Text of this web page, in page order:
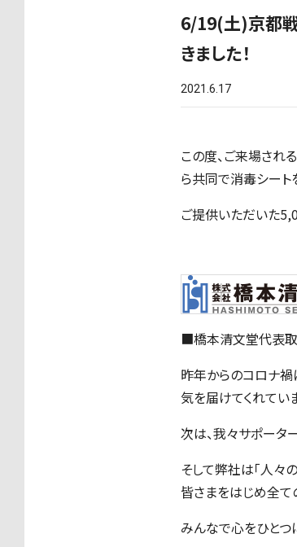
6/19(土)京都
きました！
2021.6.17
この度、ご来場さ
ら共同で消毒シート
ご提供いただいた
■橋本清文堂代表
昨年からのコロナ
気を届けてくれてい
次は、我々サポータ
そして弊社は「人々
皆さまをはじめ全て
みんなで心をひとつ